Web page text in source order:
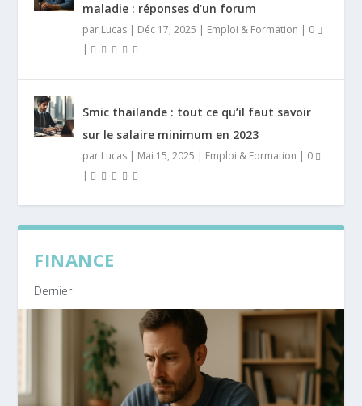
maladie : réponses d’un forum
par Lucas | Déc 17, 2025 | Emploi & Formation | 0
|
Smic thailande : tout ce qu’il faut savoir
sur le salaire minimum en 2023
par Lucas | Mai 15, 2025 | Emploi & Formation | 0
|
FINANCE
Dernier